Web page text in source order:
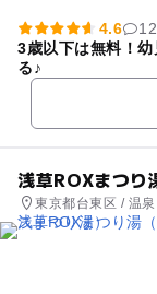
4.6
3歳以下は無料！
る♪
浅草ROXまつり
東京都台東区 / 温